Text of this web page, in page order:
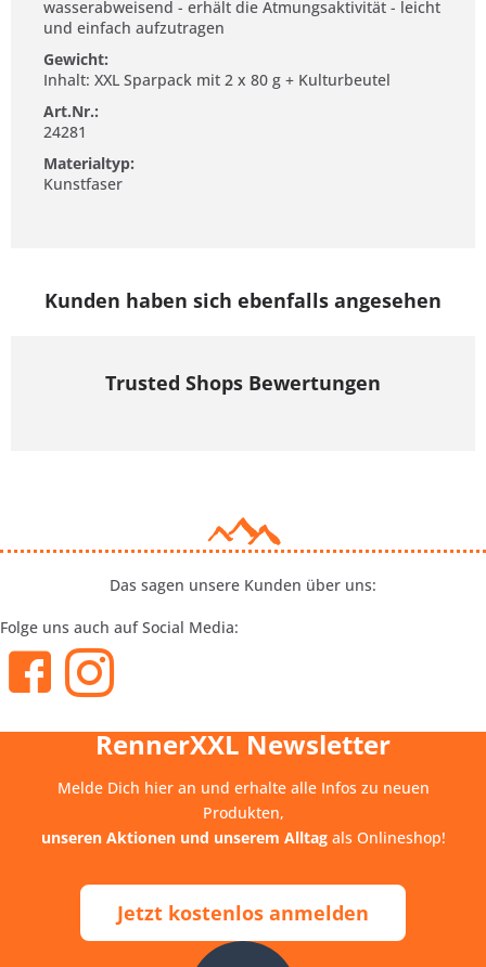
wasserabweisend - erhält die Atmungsaktivität - leicht
und einfach aufzutragen
Gewicht:
Inhalt: XXL Sparpack mit 2 x 80 g + Kulturbeutel
Art.Nr.:
24281
Materialtyp:
Kunstfaser
Kunden haben sich ebenfalls angesehen
Trusted Shops Bewertungen
Das sagen unsere Kunden über uns:
Folge uns auch auf Social Media:
RennerXXL Newsletter
Melde Dich hier an und erhalte alle Infos zu neuen
Produkten,
unseren Aktionen und unserem Alltagals Onlineshop!
Jetzt kostenlos anmelden